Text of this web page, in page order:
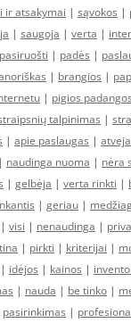
ir atsakymai | sąvokos |
| saugoja | verta |
pasiruošti | padės |
| brangios |
| pigios padangos
talpinimas |
| apie paslaugas |
| naudinga nuoma | nėra
| gelbėja | verta rinkti |
| geriau |
| visi | nenaudinga |
| pirkti | kriterijai |
| idėjos | kainos |
| nauda | be tinko |
pasirinkimas |